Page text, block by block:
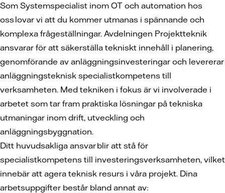
Som Systemspecialist inom OT och automation hos
oss lovar vi att du kommer utmanas i spännande och
komplexa frågeställningar. Avdelningen Projektteknik
ansvarar för att säkerställa tekniskt innehåll i planering,
genomförande av anläggningsinvesteringar och levererar
anläggningsteknisk specialistkompetens till
verksamheten. Med tekniken i fokus är vi involverade i
arbetet som tar fram praktiska lösningar på tekniska
utmaningar inom drift, utveckling och
anläggningsbyggnation.
Ditt huvudsakliga ansvar blir att stå för
specialistkompetens till investeringsverksamheten, vilket
innebär att agera teknisk resurs i våra projekt. Dina
arbetsuppgifter består bland annat av: